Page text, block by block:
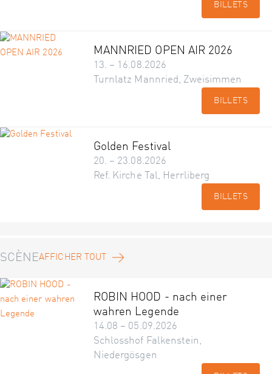
BILLETS
MANNRIED OPEN AIR 2026
13. – 16.08.2026
Turnlatz Mannried, Zweisimmen
BILLETS
Golden Festival
20. – 23.08.2026
Ref. Kirche Tal, Herrliberg
BILLETS
SCÈNEAFFICHER TOUT
ROBIN HOOD - nach einer
wahren Legende
14.08 – 05.09.2026
Schlosshof Falkenstein,
Niedergösgen